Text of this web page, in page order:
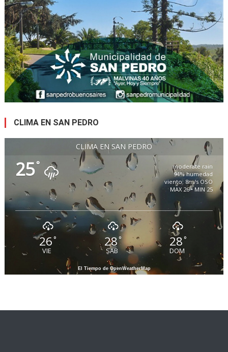
CLIMA EN SAN PEDRO
CLIMA EN SAN PEDRO
25°
moderate rain
94% humedad
viento: 8m/s OSO
MAX 26 • MIN 25
26°
VIE
28 °
SAB
28°
DOM
El Tiempo de OpenWeatherMap